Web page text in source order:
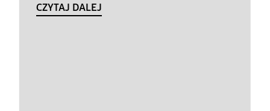
CZYTAJ DALEJ